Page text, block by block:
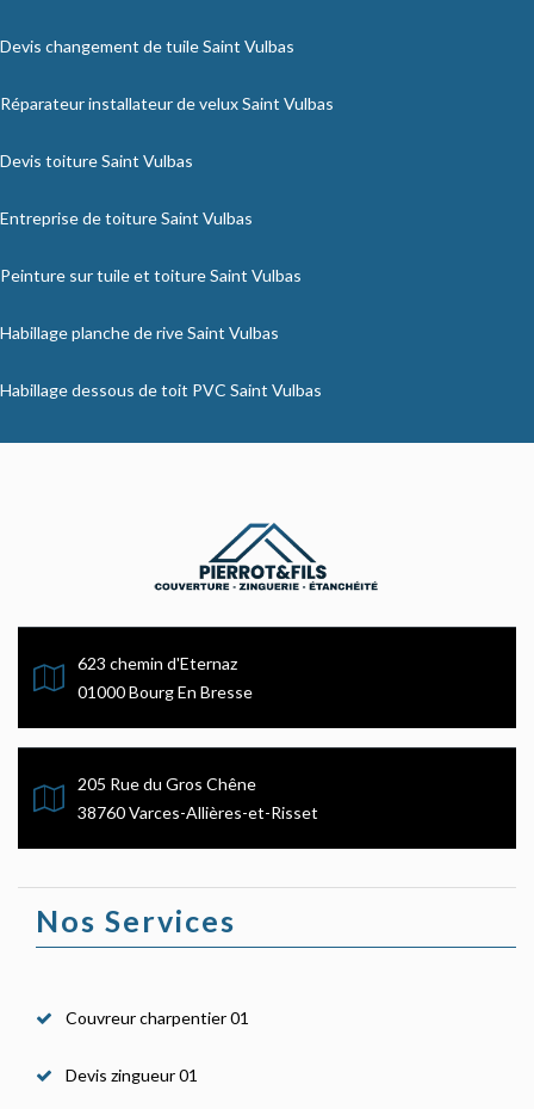
Devis changement de tuile Saint Vulbas
Réparateur installateur de velux Saint Vulbas
Devis toiture Saint Vulbas
Entreprise de toiture Saint Vulbas
Peinture sur tuile et toiture Saint Vulbas
Habillage planche de rive Saint Vulbas
Habillage dessous de toit PVC Saint Vulbas
623 chemin d'Eternaz
01000 Bourg En Bresse
205 Rue du Gros Chêne
38760 Varces-Allières-et-Risset
Nos Services
Couvreur charpentier 01
Devis zingueur 01